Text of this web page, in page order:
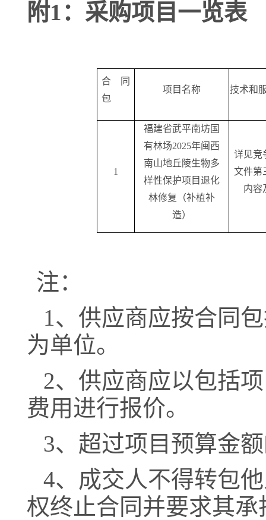
附1：采购项目一览表
合同
包
项目名称 技术和
1
福建省武平南坊国
有林场2025年闽西
南山地丘陵生物多
样性保护项目退化
林修复（补植补
造）
详见竞
文件第
内容
注：
1、供应商应按合同
为单位。
2、供应商应以包括
费用进行报价。
3、超过项目预算金
4、成交人不得转包
权终止合同并要求其